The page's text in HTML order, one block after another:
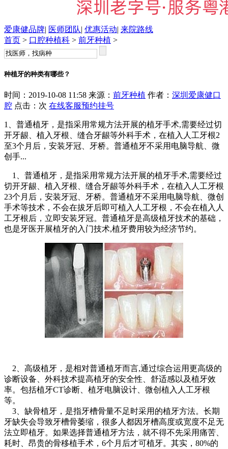
爱康健品牌| 医师团队| 优惠活动| 来院路线
首页 > 口腔种植科 > 前牙种植 >
种植牙的种类有哪些？
时间：2019-10-08 11:58 来源： 前牙种植 作者： 深圳爱康健口
腔 点击： 次 在线客服预约挂号
1、普通植牙，是指采用常规方法开展的植牙手术,需要经过切
开牙龈、植入牙根、缝合牙龈等外科手术，在植入人工牙根2
至3个月后，安装牙冠、牙桥。普通植牙不采用电脑导航、微
创手...
1、普通植牙，是指采用常规方法开展的植牙手术,需要经过
切开牙龈、植入牙根、缝合牙龈等外科手术，在植入人工牙根
23个月后，安装牙冠、牙桥。普通植牙不采用电脑导航、微创
手术等技术，不会在拔牙后即可植入人工牙根，不会在植入人
工牙根后，立即安装牙冠。普通植牙是高级植牙技术的基础，
也是牙医开展植牙的入门技术,植牙费用较为经济节约。
2、高级植牙，是相对普通植牙而言,通过综合运用更高级的
诊断设备、外科技术提高植牙的安全性、舒适感以及植牙效
率。包括植牙CT诊断、植牙电脑设计、微创植入人工牙根
等。
3、缺骨植牙，是指牙槽骨量不足时采用的植牙方法。长期
牙缺失会导致牙槽骨萎缩，很多人都因牙槽高度或宽度不足无
法立即植牙。如果选择普通植牙方法，就不得不先采用痛苦、
耗时、昂贵的骨移植手术，6个月后才可植牙。其实，80%的